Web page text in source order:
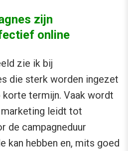
zijn
online
zie ik bij
die sterk worden ingezet
termijn. Vaak wordt
leidt tot
de campagneduur
kan hebben en, mits goed